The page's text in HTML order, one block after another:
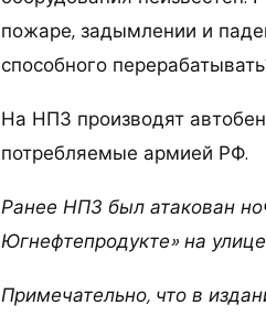
пожаре, задымлении и
способного
На НПЗ производят
потребляемые армией РФ.
Ранее НПЗ был атакован
Югнефтепродукте» на
Примечательно, что в